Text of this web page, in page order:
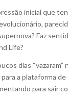
inicial que
Faz
Life?
dias
para a plataforma
para sair